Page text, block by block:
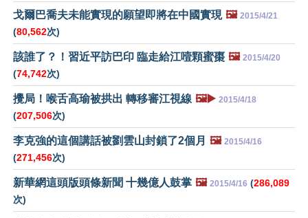
戈爾巴喬夫未能實現的願望即將在中國實現 🖼️ 2015/4/21
(80,562次)
該誰了？！習近平訪巴印 臨走給江噎顆蜜棗 🖼️ 2015/4/20
(74,742次)
攪局！喉舌高瑜被拱出 轉移審江視線 🖼️▶️ 2015/4/18
(207,506次)
李克強的這個講話被劉雲山封鎖了2個月 🖼️ 2015/4/16
(271,456次)
新華網這頭版頭條新聞 十幾億人鼓掌 🖼️ 2015/4/16 (286,089
次)